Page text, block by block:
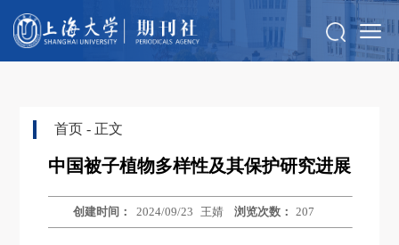
首页 - 正文
中国被子植物多样性及其保护研究进展
创建时间：2024/09/23 王婧 浏览次数： 207